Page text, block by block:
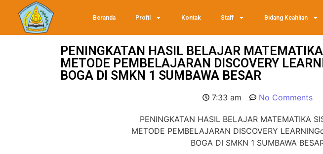
Beranda Profil Kontak Staff Bidang Keahlian
PENINGKATAN HASIL BELAJAR
METODE PEMBELAJARAN DISCOVERY
BOGA DI SMKN 1 SUMBAWA BESAR
7:33 am No Comments
PENINGKATAN HASIL BELAJAR MATEMATIKA
METODE PEMBELAJARAN DISCOVERY
BOGA DI SMKN 1 SUMBAWA